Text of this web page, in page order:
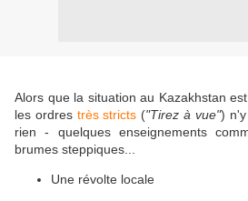
Alors que la situation au Kazakhstan
les ordres très stricts ("Tirez à vue")
rien - quelques enseignements
brumes steppiques...
Une révolte locale